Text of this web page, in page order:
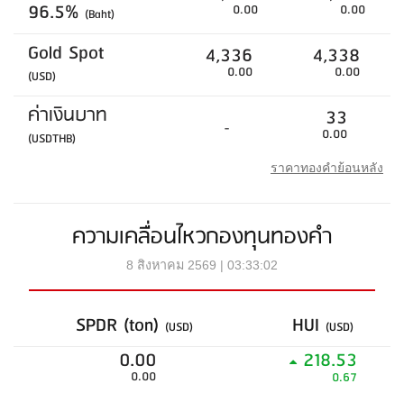
96.5% (Baht) 0.00 0.00
Gold Spot
(USD)
4,336
0.00
4,338
0.00
ค่าเงินบาท
(USDTHB) - 33
0.00
ราคาทองคำย้อนหลัง
ความเคลื่อนไหวกองทุนทองคำ
8 สิงหาคม 2569 | 03:33:02
SPDR (ton) (USD) HUI (USD)
0.00
0.00
218.53
0.67